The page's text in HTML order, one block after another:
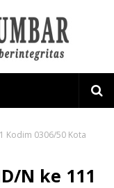
Kodim 0306/50 Kota
N ke 111